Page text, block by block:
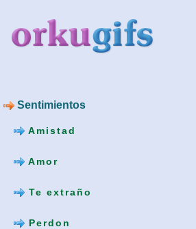
Sentimientos
Amistad
Amor
Te extraño
Perdon